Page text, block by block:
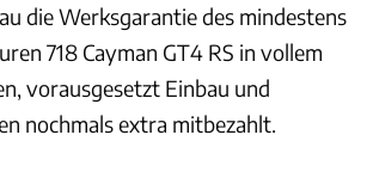
die Werksgarantie des mindestens
718 Cayman GT4 RS in vollem
vorausgesetzt Einbau und
nochmals extra mitbezahlt.